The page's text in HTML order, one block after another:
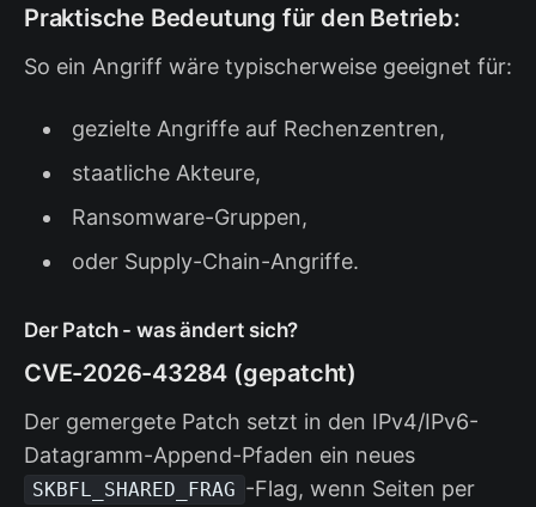
Praktische Bedeutung für den Betrieb:
So ein Angriff wäre typischerweise geeignet für:
gezielte Angriffe auf Rechenzentren,
staatliche Akteure,
Ransomware-Gruppen,
oder Supply-Chain-Angriffe.
Der Patch - was ändert sich?
CVE-2026-43284 (gepatcht)
Der gemergete Patch setzt in den IPv4/IPv6-
Datagramm-Append-Pfaden ein neues
SKBFL_SHARED_FRAG -Flag, wenn Seiten per